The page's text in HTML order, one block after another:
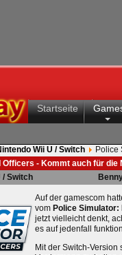
Startseite
Wii U / Switch
Police
Officers - Kommt auch für die
/ Switch
Auf der gamescom
vom Police
jetzt vielleicht denkt,
es auf jedenfall
Mit der Switch-